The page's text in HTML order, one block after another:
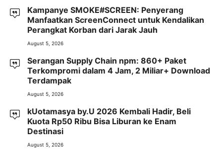
Kampanye SMOKE#SCREEN: Penyerang
Manfaatkan ScreenConnect untuk Kendalikan
Perangkat Korban dari Jarak Jauh
August 5, 2026
Serangan Supply Chain npm: 860+ Paket
Terkompromi dalam 4 Jam, 2 Miliar+ Download
Terdampak
August 5, 2026
kUotamasya by.U 2026 Kembali Hadir, Beli
Kuota Rp50 Ribu Bisa Liburan ke Enam
Destinasi
August 5, 2026